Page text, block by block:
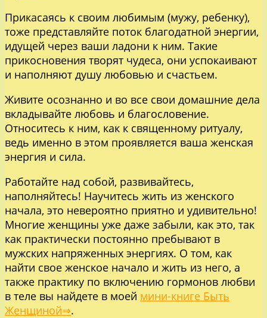
Прикасаясь к своим любимым (мужу, ребенку),
тоже представляйте поток благодатной энергии,
идущей через ваши ладони к ним. Такие
прикосновения творят чудеса, они успокаивают
и наполняют душу любовью и счастьем.
Живите осознанно и во все свои домашние дела
вкладывайте любовь и благословение.
Относитесь к ним, как к священному ритуалу,
ведь именно в этом проявляется ваша женская
энергия и сила.
Работайте над собой, развивайтесь,
наполняйтесь! Научитесь жить из женского
начала, это невероятно приятно и удивительно!
Многие женщины уже даже забыли, как это, так
как практически постоянно пребывают в
мужских напряженных энергиях. О том, как
найти свое женское начало и жить из него, а
также практику по включению гормонов любви
в теле вы найдете в моей мини-книге Быть
Женщиной⇒.